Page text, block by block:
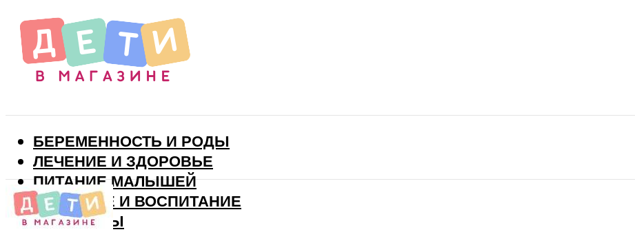
БЕРЕМЕННОСТЬ И РОДЫ
ЛЕЧЕНИЕ И ЗДОРОВЬЕ
ПИТАНИЕ МАЛЫШЕЙ
РАЗВИТИЕ И ВОСПИТАНИЕ
ВИТАМИНЫ